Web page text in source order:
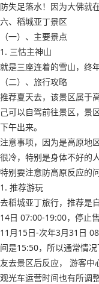
防失足落水！因为大佛就在
六、稻城亚丁景区
（一）、主要景点
1. 三怙主神山
就是三座连着的雪山，终
（二）、旅行攻略
推荐夏天去，该景区属于
己可以自驾前往景区，景
下午出来。
注意事项，因为是高原地
很冷，特别是身体不好的
特别要注意防高原反应的
1. 推荐游玩
去稻城亚丁旅行，推荐是
14日 07:00-19:00，停止
11月15日-次年3月31日
间是15:50，所以通常情
友去景区后反应， 游客
观光车运营时间也有所调